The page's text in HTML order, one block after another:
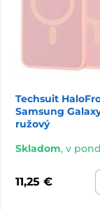
pevný,
75°. Ideálny
držať.
ktoré chránia
Techsuit
Samsung
ružový
Skladom, v
11,25 €